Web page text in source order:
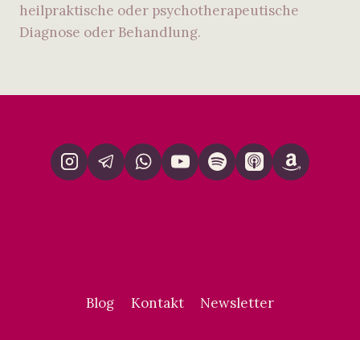
heilpraktische oder psychotherapeutische
Diagnose oder Behandlung.
Blog Kontakt Newsletter